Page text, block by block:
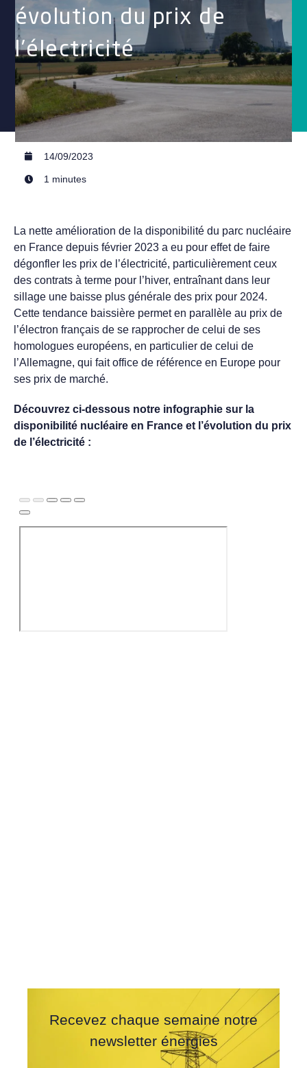
évolution du prix de
l’électricité
14/09/2023
1 minutes
La nette amélioration de la disponibilité du parc nucléaire
en France depuis février 2023 a eu pour effet de faire
dégonfler les prix de l’électricité, particulièrement ceux
des contrats à terme pour l’hiver, entraînant dans leur
sillage une baisse plus générale des prix pour 2024.
Cette tendance baissière permet en parallèle au prix de
l’électron français de se rapprocher de celui de ses
homologues européens, en particulier de celui de
l’Allemagne, qui fait office de référence en Europe pour
ses prix de marché.
Découvrez ci-dessous notre infographie sur la
disponibilité nucléaire en France et l’évolution du prix
de l’électricité :
Recevez chaque semaine notre
newsletter énergies